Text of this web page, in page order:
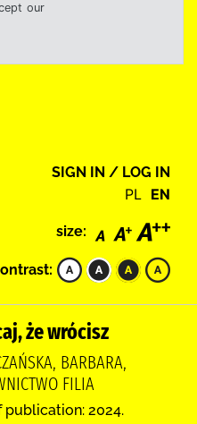
our
SIGN IN / LOG IN
PL EN
size:
że wrócisz
BARBARA,
FILIA
publication: 2024.